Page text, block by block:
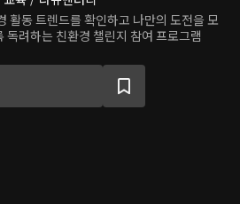
활동 트렌드를 확인하고 나만의 도전을 모
독려하는 친환경 챌린지 참여 프로그램